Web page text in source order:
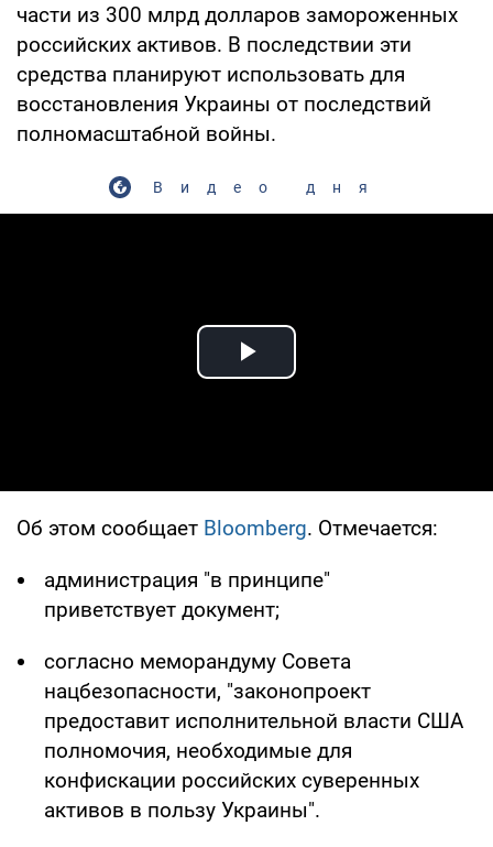
части из 300 млрд долларов замороженных
российских активов. В последствии эти
средства планируют использовать для
восстановления Украины от последствий
полномасштабной войны.
Видео дня
Play Video
Об этом сообщает Bloomberg. Отмечается:
администрация "в принципе"
приветствует документ;
согласно меморандуму Совета
нацбезопасности, "законопроект
предоставит исполнительной власти США
полномочия, необходимые для
конфискации российских суверенных
активов в пользу Украины".